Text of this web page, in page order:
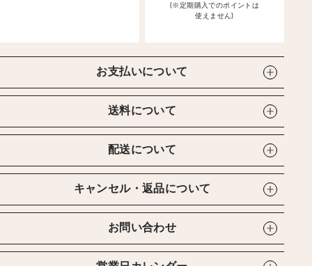
(※定期購入でのポイントは
使えません)
お支払いについて
送料について
配送について
キャンセル・返品について
お問い合わせ